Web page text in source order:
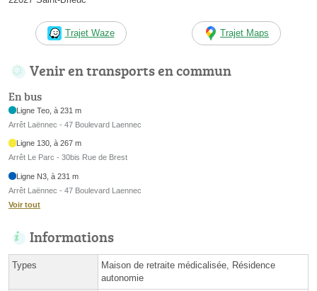
Trajet Waze Trajet Maps
Venir en transports en commun
En bus
Ligne Teo, à 231 m
Arrêt Laënnec - 47 Boulevard Laennec
Ligne 130, à 267 m
Arrêt Le Parc - 30bis Rue de Brest
Ligne N3, à 231 m
Arrêt Laënnec - 47 Boulevard Laennec
Voir tout
Informations
Types
Maison de retraite médicalisée, Résidence
autonomie